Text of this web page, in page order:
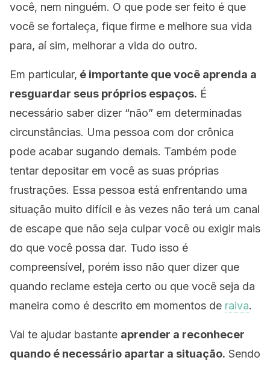
você, nem ninguém. O que pode ser feito é que
você se fortaleça, fique firme e melhore sua vida
para, aí sim, melhorar a vida do outro.
Em particular, é importante que você aprenda a
resguardar seus próprios espaços. É
necessário saber dizer “não” em determinadas
circunstâncias. Uma pessoa com dor crônica
pode acabar sugando demais. Também pode
tentar depositar em você as suas próprias
frustrações. Essa pessoa está enfrentando uma
situação muito difícil e às vezes não terá um canal
de escape que não seja culpar você ou exigir mais
do que você possa dar. Tudo isso é
compreensível, porém isso não quer dizer que
quando reclame esteja certo ou que você seja da
maneira como é descrito em momentos de raiva.
Vai te ajudar bastante aprender a reconhecer
quando é necessário apartar a situação. Sendo